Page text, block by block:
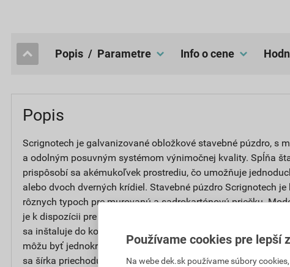
popis / Parametre Info o cene
Popis
Scrignotech je galvanizované obložkové stavebné púzdro, s
a odolným posuvným systémom výnimočnej kvality. Spĺňa
prispôsobí sa akémukoľvek prostrediu, čo umožňuje
alebo dvoch dverných krídiel. Stavebné púzdro Scrignotech
rôznych typoch pre murovanú a sadrokartónovú priečku.
je k dispozícii pre finálnu silu priečky 105 a 125 a viac, pričom
sa inštaluje do konštrukcie s finálnym dielom priečky 100/125
môžu byť jednokrídlové alebo dvojkrídlové. Rozmery sú
sa šírka priechodu pohybuje v rozmedzí od 600 do 1200 mm
Používame cookies pre lepší
Na webe dek.sk používame súbory